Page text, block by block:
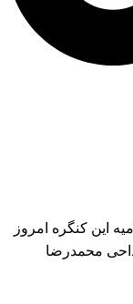
کنگره امروز
محمدرضا